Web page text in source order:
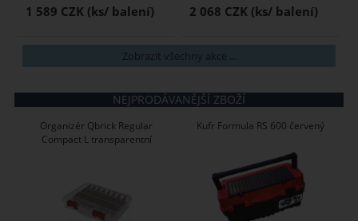
1 589 CZK 2 068 CZK
Zobrazit všechny akce ...
NEJPRODÁVANĚJŠÍ ZBOŽÍ
Organizér Qbrick Regular
Compact L transparentní
Kufr Formula RS 600 červený